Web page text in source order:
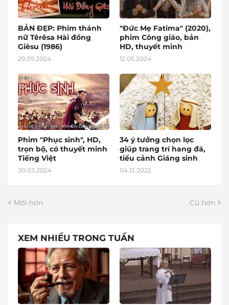
BẢN ĐẸP: Phim thánh
nữ Têrêsa Hài đồng
Giêsu (1986)
29.09.2024
"Đức Mẹ Fatima" (2020),
phim Công giáo, bản
HD, thuyết minh
12.05.2024
Phim "Phục sinh", HD,
trọn bộ, có thuyết minh
Tiếng Việt
30.03.2024
34 ý tưởng chọn lọc
giúp trang trí hang đá,
tiểu cảnh Giáng sinh
04.12.2022
Mới hơn Cũ hơn
XEM NHIỀU TRONG TUẦN